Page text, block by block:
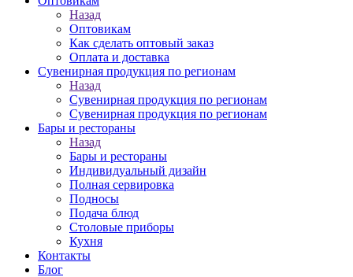
Назад
Оптовикам
Как сделать оптовый заказ
Оплата и доставка
Сувенирная продукция по регионам
Назад
Сувенирная продукция по регионам
Сувенирная продукция по регионам
Бары и рестораны
Назад
Бары и рестораны
Индивидуальный дизайн
Полная сервировка
Подносы
Подача блюд
Столовые приборы
Кухня
Контакты
Блог